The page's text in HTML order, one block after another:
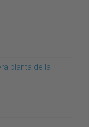
planta de la